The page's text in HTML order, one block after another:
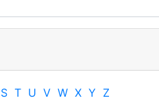
S T U V W X Y Z